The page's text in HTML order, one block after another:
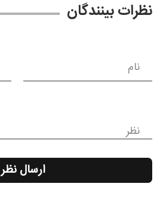
نظرات بینندگان
نام
نظر
ارسال نظر